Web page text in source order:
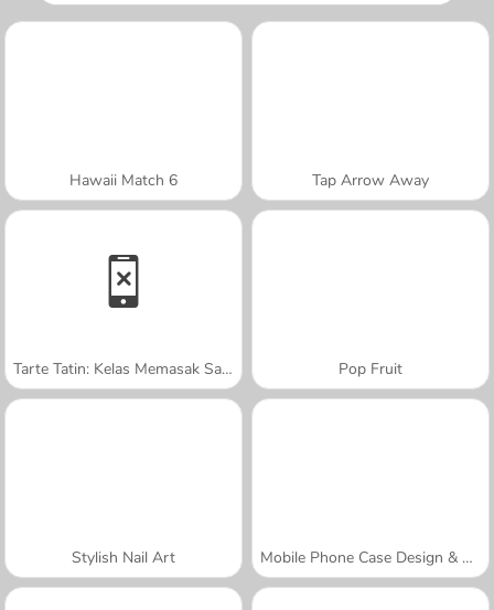
Hawaii Match 6 Tap Arrow Away
Tarte Tatin: Kelas Memasak Sara Pop Fruit
Stylish Nail Art Mobile Phone Case Design & DIY